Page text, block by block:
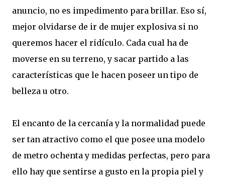
anuncio, no es impedimento para brillar. Eso sí,
mejor olvidarse de ir de mujer explosiva si no
queremos hacer el ridículo. Cada cual ha de
moverse en su terreno, y sacar partido a las
características que le hacen poseer un tipo de
belleza u otro.
El encanto de la cercanía y la normalidad puede
ser tan atractivo como el que posee una modelo
de metro ochenta y medidas perfectas, pero para
ello hay que sentirse a gusto en la propia piel y